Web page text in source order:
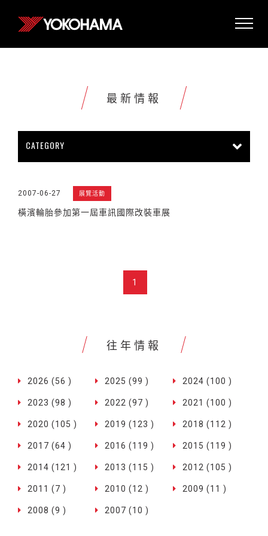
最新情報
CATEGORY
販促活動
2007-06-27 展覽活動
橫濱輪胎參加第一屆車訊國際改裝車展
1
往年情報
2026 (56 ) 2025 (99 ) 2024 (100 )
2023 (98 ) 2022 (97 ) 2021 (100 )
2020 (105 ) 2019 (123 ) 2018 (112 )
2017 (64 ) 2016 (119 ) 2015 (119 )
2014 (121 ) 2013 (115 ) 2012 (105 )
2011 (7 ) 2010 (12 ) 2009 (11 )
2008 (9 ) 2007 (10 )